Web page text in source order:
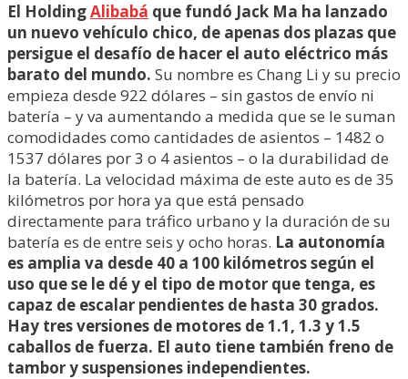
El HoldingAlibabá que fundó Jack Ma ha lanzado
un nuevo vehículo chico, de apenas dos plazas que
persigue el desafío de hacer el auto eléctrico más
barato del mundo. Su nombre es Chang Li y su precio
empieza desde 922 dólares – sin gastos de envío ni
batería – y va aumentando a medida que se le suman
comodidades como cantidades de asientos – 1482 o
1537 dólares por 3 o 4 asientos – o la durabilidad de
la batería. La velocidad máxima de este auto es de 35
kilómetros por hora ya que está pensado
directamente para tráfico urbano y la duración de su
batería es de entre seis y ocho horas. La autonomía
es amplia va desde 40 a 100 kilómetros según el
uso que se le dé y el tipo de motor que tenga, es
capaz de escalar pendientes de hasta 30 grados.
Hay tres versiones de motores de 1.1, 1.3 y 1.5
caballos de fuerza. El auto tiene también freno de
tambor y suspensiones independientes.